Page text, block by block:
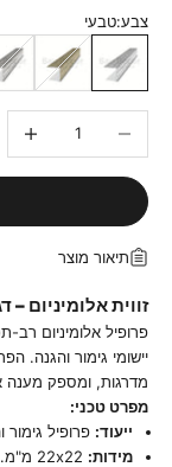
צבע:טבעי
טבעי
ברונזה אנודייז
תיאור מוצר
זווית אלומיניום – דגם
פרופיל אלומיניום
יישומי גימור והגנה.
מדרגות, ומספק מענה
מפרט טכני:
ייעוד: פרופיל גימור
מידות: